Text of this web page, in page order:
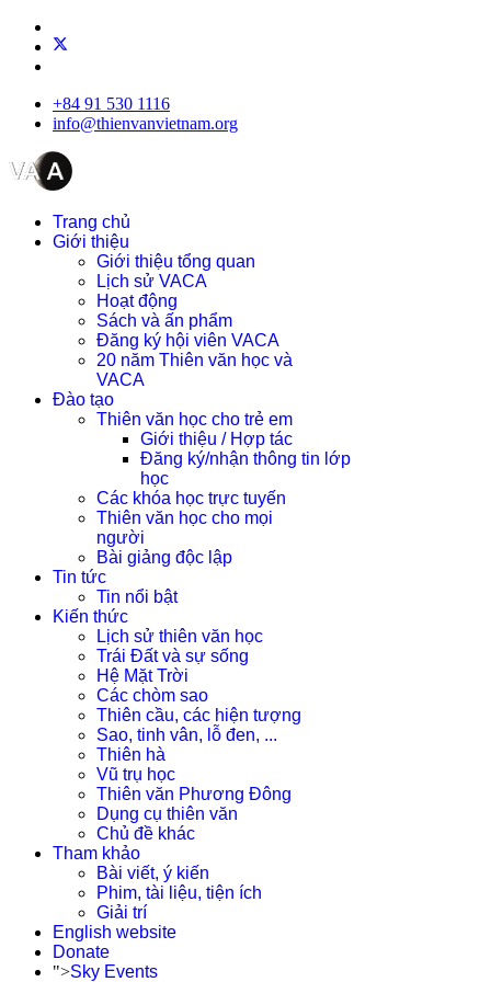
+84 91 530 1116
info@thienvanvietnam.org
Trang chủ
Giới thiệu
Giới thiệu tổng quan
Lịch sử VACA
Hoạt động
Sách và ấn phẩm
Đăng ký hội viên VACA
20 năm Thiên văn học và
VACA
Đào tạo
Thiên văn học cho trẻ em
Giới thiệu / Hợp tác
Đăng ký/nhận thông tin lớp
học
Các khóa học trực tuyến
Thiên văn học cho mọi
người
Bài giảng độc lập
Tin tức
Tin nổi bật
Kiến thức
Lịch sử thiên văn học
Trái Đất và sự sống
Hệ Mặt Trời
Các chòm sao
Thiên cầu, các hiện tượng
Sao, tinh vân, lỗ đen, ...
Thiên hà
Vũ trụ học
Thiên văn Phương Đông
Dụng cụ thiên văn
Chủ đề khác
Tham khảo
Bài viết, ý kiến
Phim, tài liệu, tiện ích
Giải trí
English website
Donate
">Sky Events